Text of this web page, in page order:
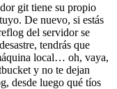
git tiene su propio
De nuevo, si estás
del servidor se
tendrás que
local… oh, vaya,
y no te dejan
desde luego qué tíos